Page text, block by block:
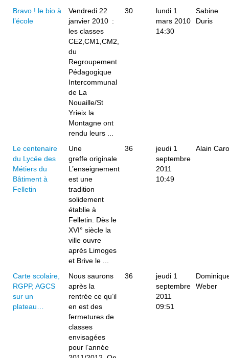
Bravo ! le bio à
l’école
Vendredi 22
janvier 2010 :
les classes
CE2,CM1,CM2,
du
Regroupement
Pédagogique
Intercommunal
de La
Nouaille/St
Yrieix la
Montagne ont
rendu leurs ...
30
lundi 1
mars 2010
14:30
Sabine
Duris
Le centenaire
du Lycée des
Métiers du
Bâtiment à
Felletin
Une
greffe originale
L’enseignement
est une
tradition
solidement
établie à
Felletin. Dès le
XVI° siècle la
ville ouvre
après Limoges
et Brive le ...
36
jeudi 1
septembre
2011
10:49
Alain
Carte scolaire,
RGPP, AGCS
sur un
plateau…
Nous saurons
après la
rentrée ce qu’il
en est des
fermetures de
classes
envisagées
pour l’année
36
jeudi 1
septembre
2011
09:51
Weber